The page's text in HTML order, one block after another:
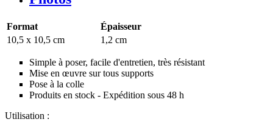
Format
Épaisseur
10,5 x 10,5 cm
1,2 cm
Simple à poser, facile d'entretien, très résistant
Mise en œuvre sur tous supports
Pose à la colle
Produits en stock - Expédition sous 48 h
Utilisation :